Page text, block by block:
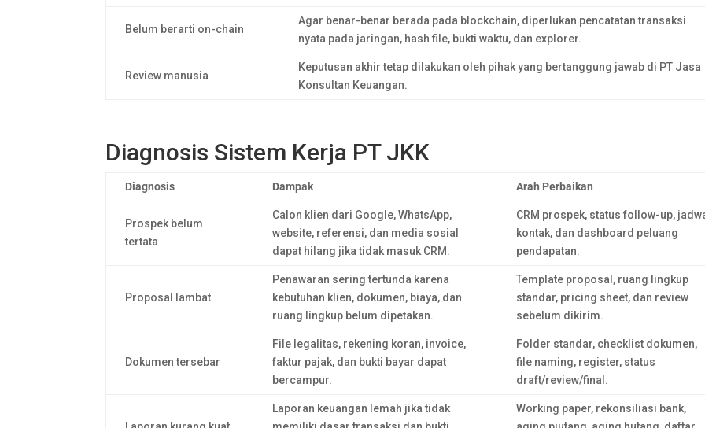
Belum berarti on-chain
Agar benar-benar berada pada blockchain, diperlukan pencatatan transaksi
nyata pada jaringan, hash file, bukti waktu, dan explorer.
Review manusia
Keputusan akhir tetap dilakukan oleh pihak yang bertanggung jawab di PT Jasa
Konsultan Keuangan.
Diagnosis Sistem Kerja PT JKK
Diagnosis Dampak Arah Perbaikan
Prospek belum
tertata
Calon klien dari Google, WhatsApp,
website, referensi, dan media sosial
dapat hilang jika tidak masuk CRM.
CRM prospek, status follow-up,
kontak, dan dashboard peluang
pendapatan.
Proposal lambat
Penawaran sering tertunda karena
kebutuhan klien, dokumen, biaya, dan
ruang lingkup belum dipetakan.
Template proposal, ruang lingkup
standar, pricing sheet, dan review
sebelum dikirim.
Dokumen tersebar
File legalitas, rekening koran, invoice,
faktur pajak, dan bukti bayar dapat
bercampur.
Folder standar, checklist dokumen,
file naming, register, status
draft/review/final.
Laporan keuangan lemah jika tidak
Working paper, rekonsiliasi bank,